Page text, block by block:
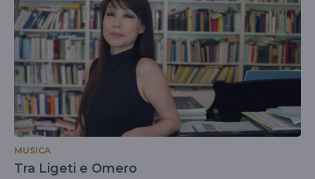
MUSICA
Tra Ligeti e Omero